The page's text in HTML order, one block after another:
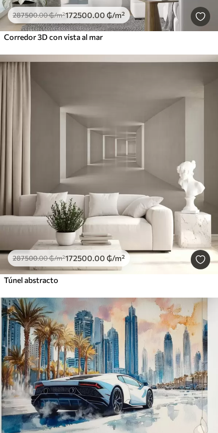
287500.00₲/m²172500.00 ₲/m²
Corredor 3D con vista al mar
287500.00₲/m²172500.00 ₲/m²
Túnel abstracto